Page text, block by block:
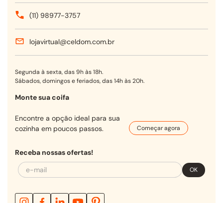
(11) 98977-3757
lojavirtual@celdom.com.br
Segunda à sexta, das 9h às 18h.
Sábados, domingos e feriados, das 14h às 20h.
Monte sua coifa
Encontre a opção ideal para sua
cozinha em poucos passos.
Começar agora
Receba nossas ofertas!
OK